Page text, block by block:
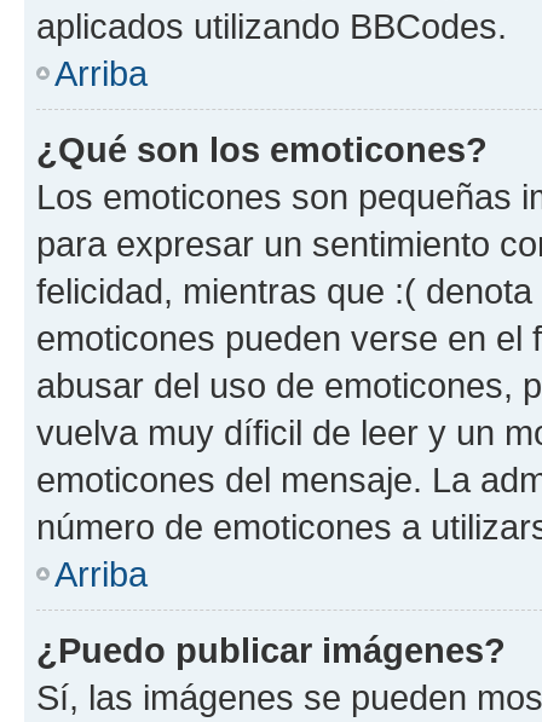
aplicados utilizando BBCodes.
Arriba
¿Qué son los emoticones?
Los emoticones son pequeñas
para expresar un sentimiento
felicidad, mientras que :(
emoticones pueden verse en el
abusar del uso de emoticones,
vuelva muy díficil de leer y un
emoticones del mensaje. La
número de emoticones a
Arriba
¿Puedo publicar imágenes?
Sí, las imágenes se pueden